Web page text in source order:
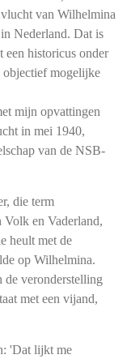
vlucht van Wilhelmina
Nederland. Dat is
een historicus onder
objectief mogelijke
mijn opvattingen
in mei 1940,
van de NSB-
die term
Volk en Vaderland,
heult met de
op Wilhelmina.
veronderstelling
met een vijand,
'Dat lijkt me